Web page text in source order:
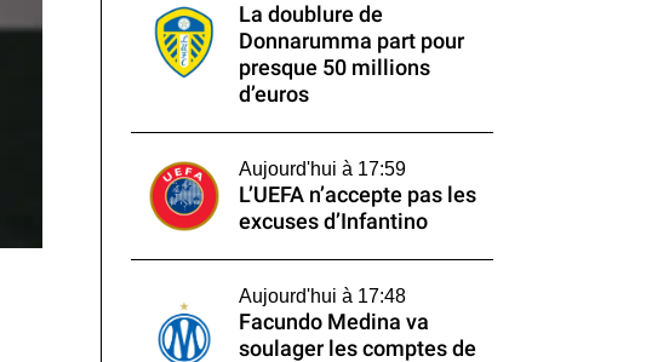
La doublure de
Donnarumma part pour
presque 50 millions
d’euros
Aujourd'hui à 17:59
L’UEFA n’accepte pas les
excuses d’Infantino
Aujourd'hui à 17:48
Facundo Medina va
soulager les comptes de